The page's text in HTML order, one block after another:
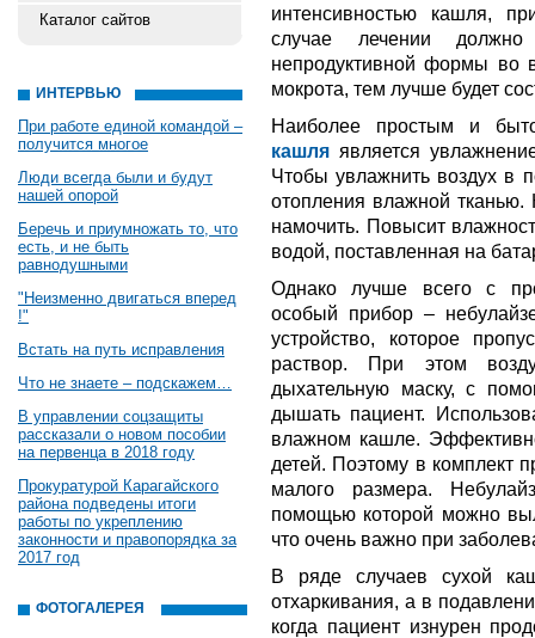
Каталог сайтов
ИНТЕРВЬЮ
При работе единой командой –
получится многое
Люди всегда были и будут
нашей опорой
Беречь и приумножать то, что
есть, и не быть
равнодушными
"Неизменно двигаться вперед
!"
Встать на путь исправления
Что не знаете – подскажем…
В управлении соцзащиты
рассказали о новом пособии
на первенца в 2018 году
Прокуратурой Карагайского
района подведены итоги
работы по укреплению
законности и правопорядка за
2017 год
ФОТОГАЛЕРЕЯ
интенсивностью кашля,
случае лечении
непродуктивной формы во
мокрота, тем лучше будет
Наиболее простым и
кашля является
Чтобы увлажнить воздух в
отопления влажной
намочить. Повысит
водой, поставленная на
Однако лучше всего с
особый прибор –
устройство, которое
раствор. При этом
дыхательную маску, с
дышать пациент.
влажном кашле.
детей. Поэтому в комплект
малого размера.
помощью которой можно
что очень важно при
В ряде случаев сухой
отхаркивания, а в
когда пациент изнурен